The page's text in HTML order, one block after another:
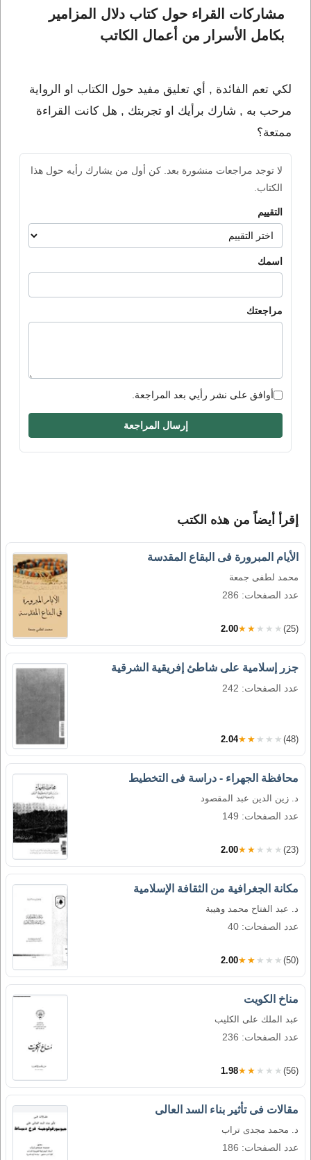
مشاركات القراء حول كتاب دلال المزامير
بكامل الأسرار من أعمال الكاتب
لكي تعم الفائدة , أي تعليق مفيد حول الكتاب او الرواية
مرحب به , شارك برأيك او تجربتك , هل كانت القراءة
ممتعة؟
لا توجد مراجعات منشورة بعد. كن أول من يشارك رأيه حول هذا
الكتاب.
التقييم
اسمك
مراجعتك
أوافق على نشر رأيي بعد المراجعة.
إرسال المراجعة
إقرأ أيضاً من هذه الكتب
الأيام المبرورة فى البقاع المقدسة
محمد لطفى جمعة
عدد الصفحات: 286
2.00★★★★★ (25)
جزر إسلامية على شاطئ إفريقية الشرقية
عدد الصفحات: 242
2.04★★★★★ (48)
محافظة الجهراء - دراسة فى التخطيط
د. زين الدين عبد المقصود
عدد الصفحات: 149
2.00★★★★★ (23)
مكانة الجغرافية من الثقافة الإسلامية
د. عبد الفتاح محمد وهيبة
عدد الصفحات: 40
2.00★★★★★ (50)
مناخ الكويت
عبد الملك على الكليب
عدد الصفحات: 236
1.98★★★★★ (56)
مقالات فى تأثير بناء السد العالى
د. محمد مجدى تراب
عدد الصفحات: 186